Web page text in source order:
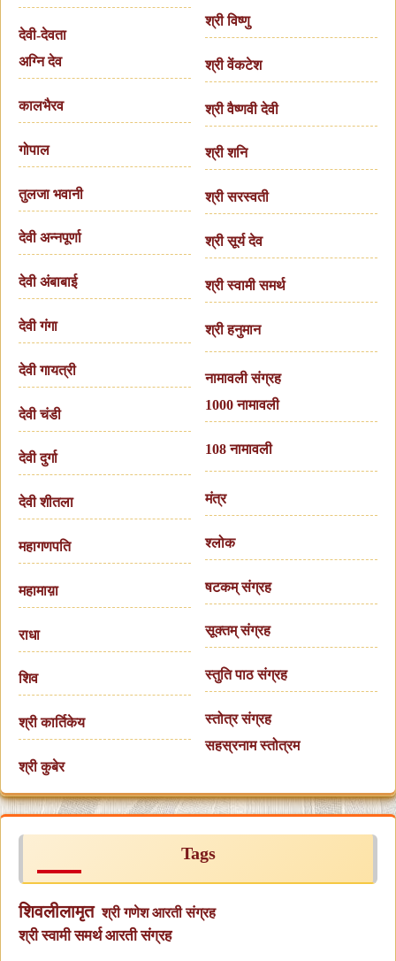
देवी-देवता
अग्नि देव
कालभैरव
गोपाल
तुलजा भवानी
देवी अन्नपूर्णा
देवी अंबाबाई
देवी गंगा
देवी गायत्री
देवी चंडी
देवी दुर्गा
देवी शीतला
महागणपति
महामाय़ा
राधा
शिव
श्री कार्तिकेय
श्री कुबेर
श्री विष्णु
श्री वेंकटेश
श्री वैष्णवी देवी
श्री शनि
श्री सरस्वती
श्री सूर्य देव
श्री स्वामी समर्थ
श्री हनुमान
नामावली संग्रह
1000 नामावली
108 नामावली
मंत्र
श्लोक
षटकम् संग्रह
सूक्तम् संग्रह
स्तुति पाठ संग्रह
स्तोत्र संग्रह
सहस्रनाम स्तोत्रम
Tags
शिवलीलामृत श्री गणेश आरती संग्रह
श्री स्वामी समर्थ आरती संग्रह